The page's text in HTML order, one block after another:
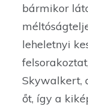
bármikor
leheletnyi
Skywalkert,
őt, így a